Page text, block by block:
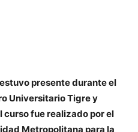
presente durante el
Universitario Tigre y
curso fue realizado por el
Metropolitana para la